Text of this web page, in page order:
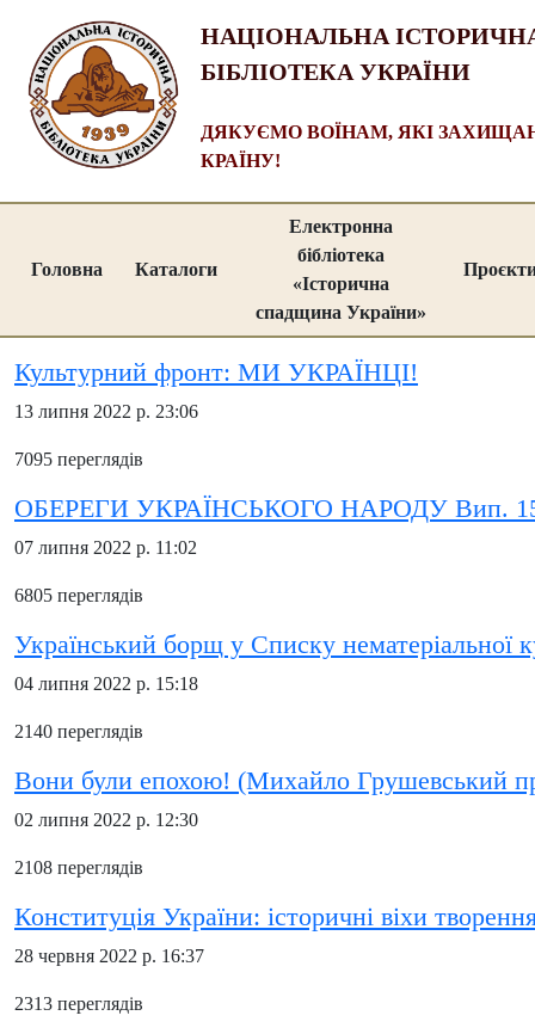
НАЦІОНАЛЬНА
БІБЛІОТЕКА УКРАЇНИ
ДЯКУЄМО ВОЇНАМ, ЯКІ
КРАЇНУ!
Головна Каталоги
Електронна
бібліотека
«Історична
спадщина України»
Культурний фронт: МИ УКРАЇНЦІ!
13 липня 2022 р. 23:06
7095 переглядів
ОБЕРЕГИ УКРАЇНСЬКОГО НАРОДУ Вип.
07 липня 2022 р. 11:02
6805 переглядів
Український борщ у Списку
04 липня 2022 р. 15:18
2140 переглядів
Вони були епохою! (Михайло Грушевський
02 липня 2022 р. 12:30
2108 переглядів
Конституція України: історичні віхи
28 червня 2022 р. 16:37
2313 переглядів